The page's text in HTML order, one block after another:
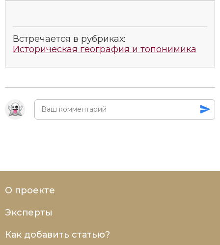
Встречается в рубриках:
Историческая география и топонимика
О проекте
Эксперты
Как добавить статью?